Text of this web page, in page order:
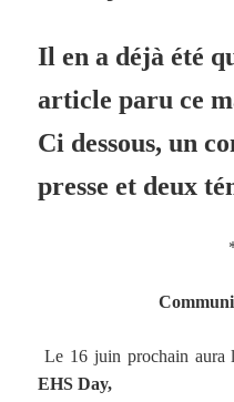
Il en a déjà été
article paru ce
Ci dessous, un
presse et deux
Le 16 juin prochain
EHS Day,